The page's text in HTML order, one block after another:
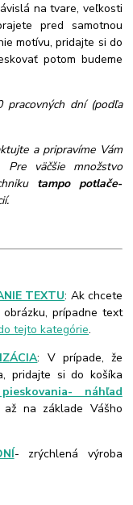
na tvare, veľkosti
pred samotnou
motívu, pridajte si do
potom budeme
pracovných dní (podľa
a pripravíme Vám
väčšie množstvo
tampo potlače-
TEXTU: Ak chcete
prípadne text
tejto kategórie.
: V prípade, že
pridajte si do košíka
náhľad
na základe Vášho
- zrýchlená výroba